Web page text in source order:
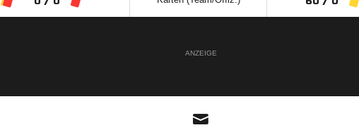
ANZEIGE